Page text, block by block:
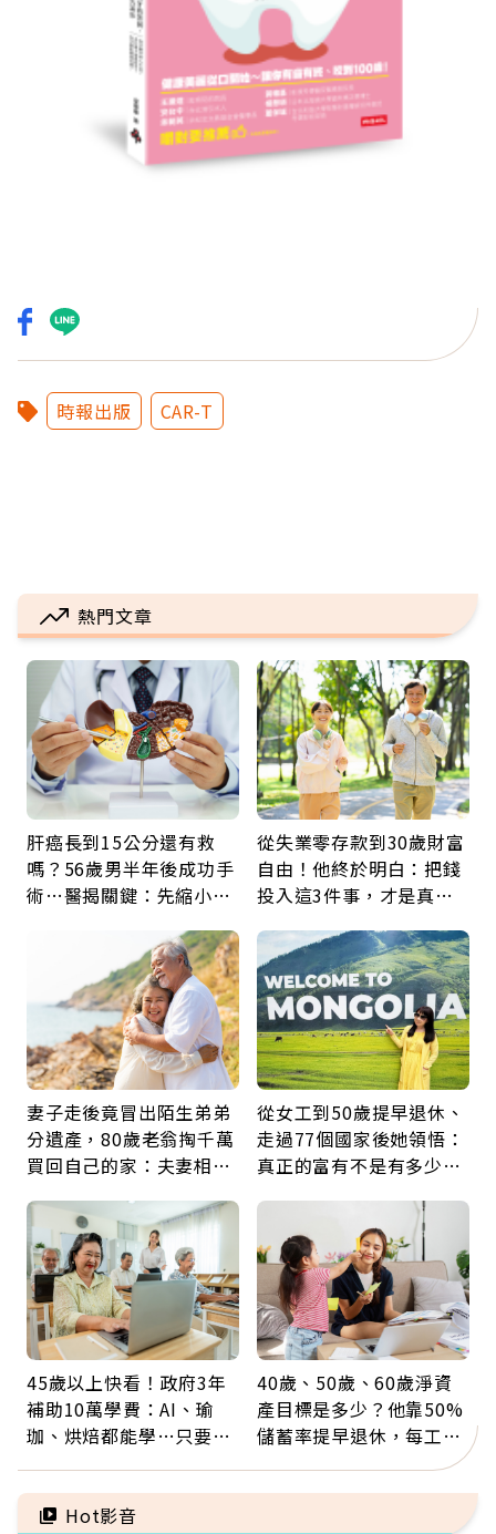
時報出版 CAR-T
熱門文章
肝癌長到15公分還有救
嗎？56歲男半年後成功手
術…醫揭關鍵：先縮小腫
從失業零存款到30歲財富
自由！他終於明白：把錢
投入這3件事，才是真正
妻子走後竟冒出陌生弟弟
分遺產，80歲老翁掏千萬
買回自己的家：夫妻相守
從女工到50歲提早退休、
走過77個國家後她領悟：
真正的富有不是有多少
45歲以上快看！政府3年
補助10萬學費：AI、瑜
珈、烘焙都能學…只要願
40歲、50歲、60歲淨資
產目標是多少？他靠50%
儲蓄率提早退休，每工作
Hot影音